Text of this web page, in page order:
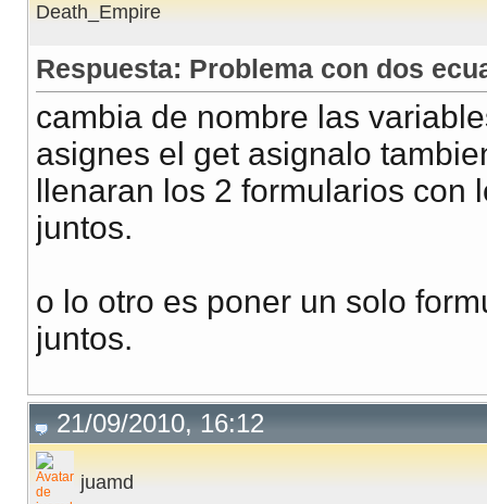
<form
<table>
<tr><td
<tr><td
<tr><td
<tr><td></
</form
<p>
<?
if ($A>0and$X>0
Death_Empire
Respuesta: Problema con dos
cambia de nombre las
asignes el get asignalo
llenaran los 2 formularios
juntos.
o lo otro es poner un solo
juntos.
21/09/2010, 16:12
juamd